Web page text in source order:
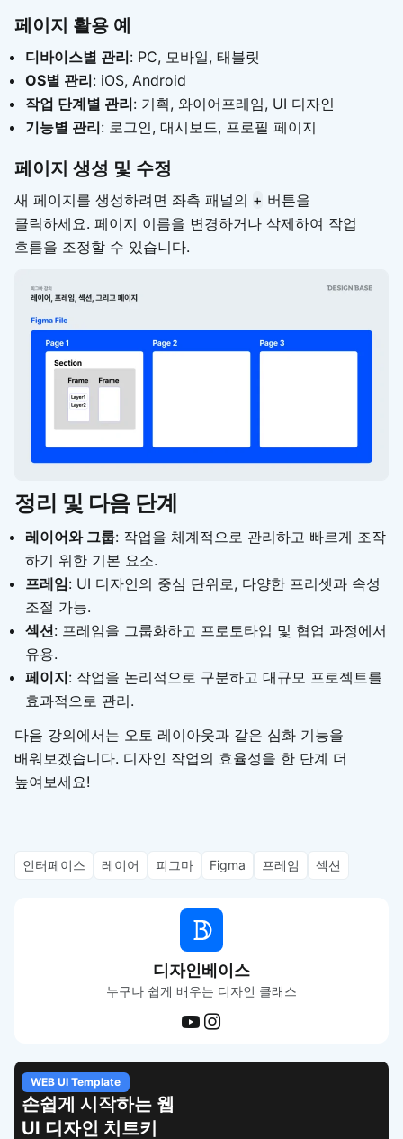
페이지 활용 예
디바이스별 관리: PC, 모바일, 태블릿
OS별 관리: iOS, Android
작업 단계별 관리: 기획, 와이어프레임, UI 디자인
기능별 관리: 로그인, 대시보드, 프로필 페이지
페이지 생성 및 수정
새 페이지를 생성하려면 좌측 패널의 + 버튼을
클릭하세요. 페이지 이름을 변경하거나 삭제하여 작업
흐름을 조정할 수 있습니다.
정리 및 다음 단계
레이어와 그룹: 작업을 체계적으로 관리하고 빠르게 조작
하기 위한 기본 요소.
프레임: UI 디자인의 중심 단위로, 다양한 프리셋과 속성
조절 가능.
섹션: 프레임을 그룹화하고 프로토타입 및 협업 과정에서
유용.
페이지: 작업을 논리적으로 구분하고 대규모 프로젝트를
효과적으로 관리.
다음 강의에서는 오토 레이아웃과 같은 심화 기능을
배워보겠습니다. 디자인 작업의 효율성을 한 단계 더
높여보세요!
인터페이스 레이어 피그마 Figma 프레임 섹션
디자인베이스
누구나 쉽게 배우는 디자인 클래스
WEB UI Template
손쉽게 시작하는 웹
UI 디자인 치트키